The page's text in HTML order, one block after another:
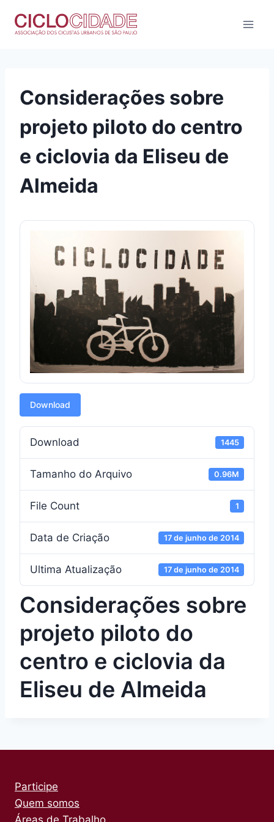
para
Considerações sobre
projeto piloto do centro
e ciclovia da Eliseu de
Almeida
Download
Download 1445
Tamanho do Arquivo 0.96M
File Count 1
Data de Criação 17 de junho de 2014
Ultima Atualização 17 de junho de 2014
Considerações sobre
projeto piloto do
centro e ciclovia da
Eliseu de Almeida
Participe
Quem somos
Áreas de Trabalho